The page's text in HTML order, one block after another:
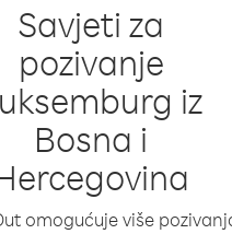
Savjeti za
pozivanje
iz
Bosna i
omogućuje više